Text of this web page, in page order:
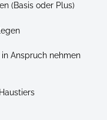
(Basis oder Plus)
Anspruch nehmen